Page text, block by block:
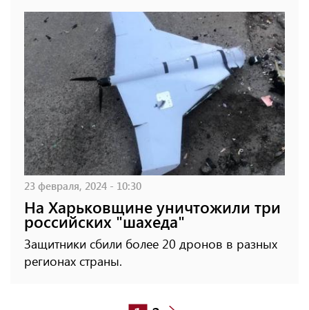
23 февраля, 2024 - 10:30
На Харьковщине уничтожили три
российских "шахеда"
Защитники сбили более 20 дронов в разных
регионах страны.